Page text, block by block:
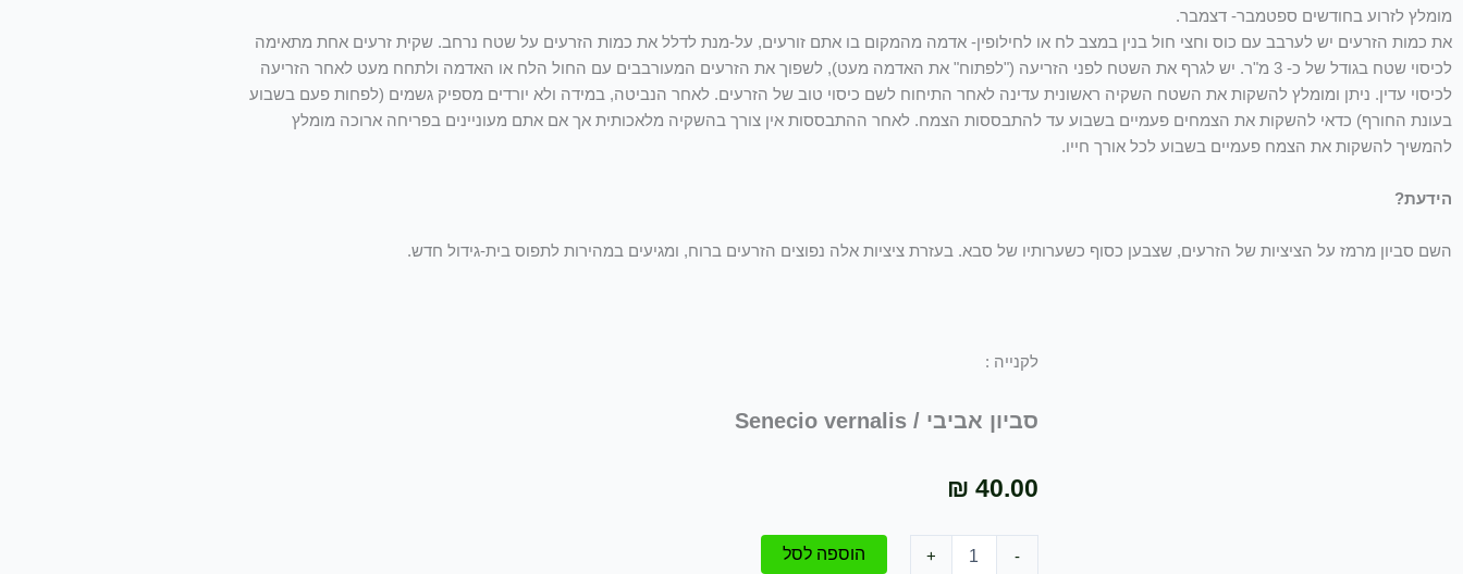
מומלץ לזרוע בחודשים ספטמבר- דצמבר.
את כמות הזרעים יש לערבב עם כוס וחצי חול בנין במצב לח או לחילופין- אדמה מהמקום בו אתם זורעים, על-מנת לדלל את כמות הזרעים על שטח נרחב. שקית זרעים אחת מתאימה
לכיסוי שטח בגודל של כ- 3 מ"ר. יש לגרף את השטח לפני הזריעה ("לפתוח" את האדמה מעט), לשפוך את הזרעים המעורבבים עם החול הלח או האדמה ולתחח מעט לאחר הזריעה
לכיסוי עדין. ניתן ומומלץ להשקות את השטח השקיה ראשונית עדינה לאחר התיחוח לשם כיסוי טוב של הזרעים. לאחר הנביטה, במידה ולא יורדים מספיק גשמים (לפחות פעם בשבוע
בעונת החורף) כדאי להשקות את הצמחים פעמיים בשבוע עד להתבססות הצמח. לאחר ההתבססות אין צורך בהשקיה מלאכותית אך אם אתם מעוניינים בפריחה ארוכה מומלץ
להמשיך להשקות את הצמח פעמיים בשבוע לכל אורך חייו.
הידעת?
השם סביון מרמז על הציציות של הזרעים, שצבען כסוף כשערותיו של סבא. בעזרת ציציות אלה נפוצים הזרעים ברוח, ומגיעים במהירות לתפוס בית-גידול חדש.
לקנייה :
סביון אביבי / Senecio vernalis
₪ 40.00
-
+ הוספה לסל